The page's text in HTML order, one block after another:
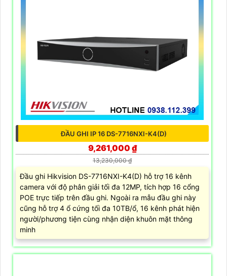
ĐẦU GHI IP 16 DS-7716NXI-K4(D)
9,261,000 ₫
13,230,000 ₫
Đầu ghi Hikvision DS-7716NXI-K4(D) hỗ trợ 16 kênh
camera với độ phân giải tối đa 12MP, tích hợp 16 cổng
POE trực tiếp trên đầu ghi. Ngoài ra mẫu đầu ghi này
cũng hỗ trợ 4 ổ cứng tối đa 10TB/ổ, 16 kênh phát hiện
người/phương tiện cùng nhận diện khuôn mặt thông
minh